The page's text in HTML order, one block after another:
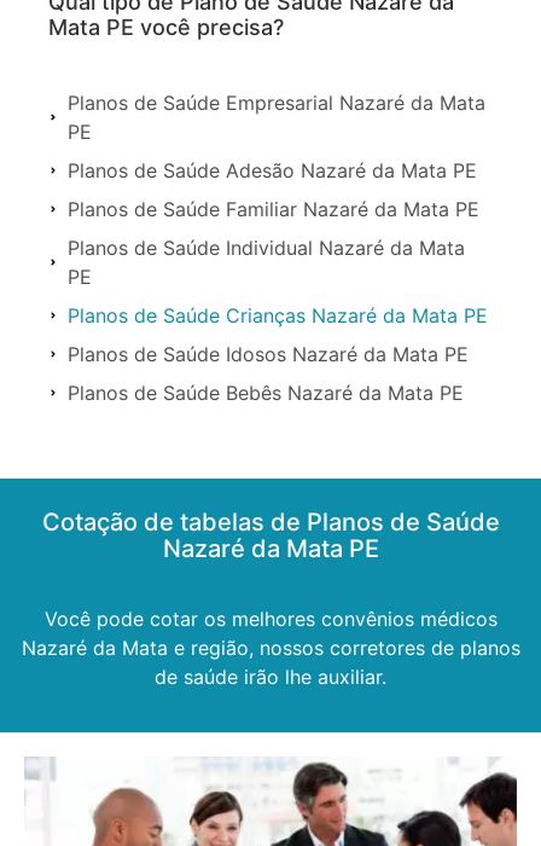
Mata PE você precisa?
Planos de Saúde Empresarial Nazaré da Mata
PE
Planos de Saúde Adesão Nazaré da Mata PE
Planos de Saúde Familiar Nazaré da Mata PE
Planos de Saúde Individual Nazaré da Mata
PE
Planos de Saúde Crianças Nazaré da Mata PE
Planos de Saúde Idosos Nazaré da Mata PE
Planos de Saúde Bebês Nazaré da Mata PE
Cotação de tabelas de Planos de Saúde
Nazaré da Mata PE
Você pode cotar os melhores convênios médicos
Nazaré da Mata e região, nossos corretores de planos
de saúde irão lhe auxiliar.